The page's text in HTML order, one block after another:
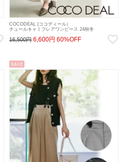
COCODEAL (ココディール）
チュールキャミフレアワンピース 24秋冬
16,500円 6,600円 60%OFF
SALE